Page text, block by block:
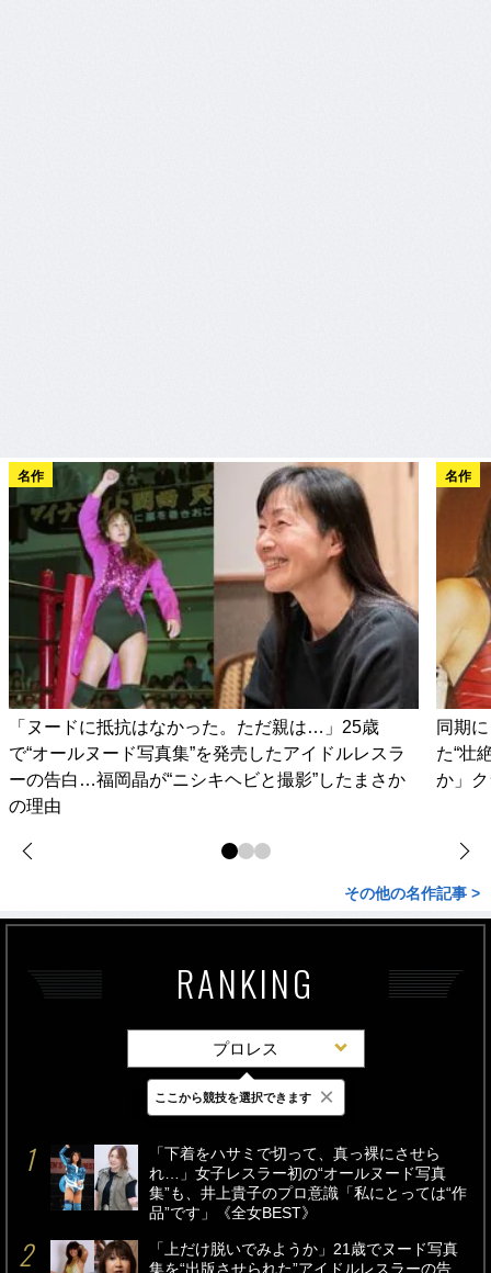
名作
「ヌードに抵抗はなかった。ただ親は…」25歳
で“オールヌード写真集”を発売したアイドルレスラ
ーの告白…福岡晶が“ニシキヘビと撮影”したまさか
の理由
名作
同期
た“壮
か」
その他の名作記事 >
RANKING
プロレス
最新 24時間 週間
「下着をハサミで切って、真っ裸にさせら
れ…」女子レスラー初の“オールヌード写真
集”も、井上貴子のプロ意識「私にとっては“作
品”です」《全女BEST》
「上だけ脱いでみようか」21歳でヌード写真
集を“出版させられた”アイドルレスラーの告
ここから競技を選択できます ×